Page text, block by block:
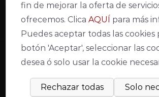
Aviso Legal
Política de Privacidad
Política de cookies
Compromiso con la protección de datos personales
Inventario de actividades de tratamiento
Modo lectura fácil
fin de mejorar la oferta de
ofrecemos. ClicaAQUÍ
para más
Puedes aceptar todas las cookies
botón 'Aceptar', seleccionar las
desea ó solo usar la cookie